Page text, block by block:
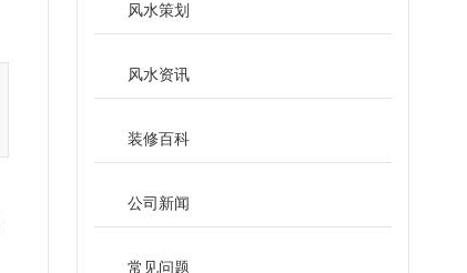
风水策划
风水资讯
装修百科
公司新闻
常见问题